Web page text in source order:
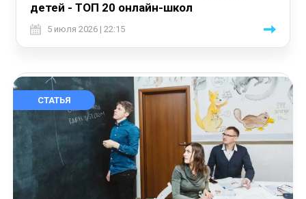
детей - ТОП 20 онлайн-школ
5 июля 2026 | 22:15
СТАТЬЯ